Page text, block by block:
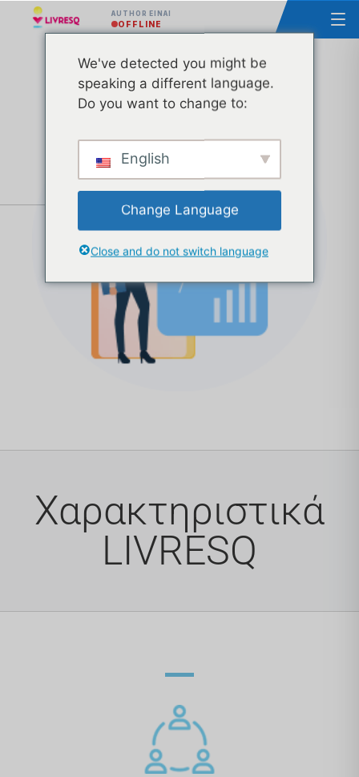
AUTHOR ΕΊΝΑΙ
OFFLINE
Μάθημα - Σχεδιασμός και υλοποίηση
διαδραστικών μαθημάτων - Ομάδα 4
Χαρακτηριστικά
LIVRESQ
We've detected you might be
speaking a different language.
Do you want to change to:
English
Change Language
Close and do not switch language